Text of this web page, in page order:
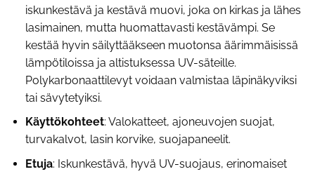
iskunkestävä ja kestävä muovi, joka on kirkas ja lähes
lasimainen, mutta huomattavasti kestävämpi. Se
kestää hyvin säilyttääkseen muotonsa äärimmäisissä
lämpötiloissa ja altistuksessa UV-säteille.
Polykarbonaattilevyt voidaan valmistaa läpinäkyviksi
tai sävytetyiksi.
Käyttökohteet: Valokatteet, ajoneuvojen suojat,
turvakalvot, lasin korvike, suojapaneelit.
Etuja: Iskunkestävä, hyvä UV-suojaus, erinomaiset